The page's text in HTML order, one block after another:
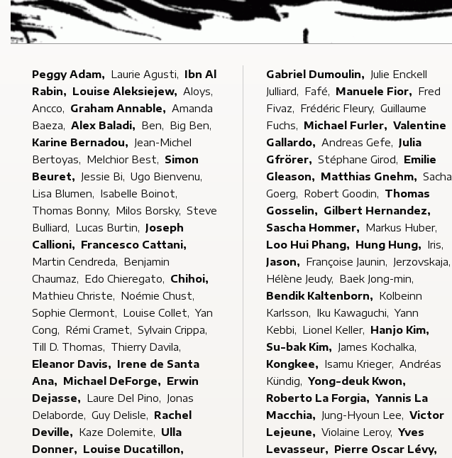
Peggy Adam, Laurie Agusti, Ibn Al
Rabin,
Louise Aleksiejew, Aloys,
Ancco, Graham Annable, Amanda
Baeza, Alex Baladi, Ben, Big Ben,
Karine Bernadou, Jean-Michel
Bertoyas, Melchior Best, Simon
Beuret, Jessie Bi, Ugo Bienvenu,
Lisa Blumen, Isabelle Boinot,
Thomas Bonny, Milos Borsky, Steve
Bulliard, Lucas Burtin, Joseph
Callioni, Francesco Cattani,
Martin Cendreda, Benjamin
Chaumaz, Edo Chieregato, Chihoi,
Mathieu Christe,
Noémie Chust,
Sophie Clermont, Louise Collet, Yan
Cong, Rémi Cramet, Sylvain Crippa,
Till D. Thomas, Thierry Davila,
Eleanor Davis, Irene de Santa
Ana, Michael DeForge, Erwin
Dejasse, Laure Del Pino, Jonas
Delaborde, Guy Delisle, Rachel
Deville, Kaze Dolemite, Ulla
Donner, Louise Ducatillon,
Gabriel Dumoulin, Julie Enckell
Julliard, Fafé, Manuele Fior, Fred
Fivaz, Frédéric Fleury, Guillaume
Fuchs,
Michael Furler, Valentine
Gallardo, Andreas Gefe, Julia
Gfrörer, Stéphane Girod, Emilie
Gleason, Matthias Gnehm, Sacha
Goerg, Robert Goodin, Thomas
Gosselin, Gilbert Hernandez,
Sascha Hommer, Markus Huber,
Loo Hui Phang, Hung Hung, Iris,
Jason, Françoise Jaunin, Jerzovskaja,
Hélène Jeudy, Baek Jong-min,
Bendik Kaltenborn, Kolbeinn
Karlsson, Iku Kawaguchi, Yann
Kebbi, Lionel Keller, Hanjo Kim,
Su-bak Kim, James Kochalka,
Kongkee, Isamu Krieger, Andréas
Kündig, Yong-deuk Kwon,
Roberto La Forgia, Yannis La
Macchia,
Jung-Hyoun Lee, Victor
Lejeune, Violaine Leroy, Yves
Levasseur, Pierre Oscar Lévy,